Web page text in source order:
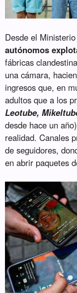
Desde el
autónomos
fábricas
una cámara,
ingresos que, en
adultos que a los
Leotube,
desde hace un
realidad. Canales
de seguidores,
en abrir paquetes